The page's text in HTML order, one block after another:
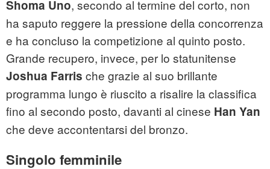
Shoma Uno, secondo al termine del corto, non
ha saputo reggere la pressione della concorrenza
e ha concluso la competizione al quinto posto.
Grande recupero, invece, per lo statunitense
Joshua Farris che grazie al suo brillante
programma lungo è riuscito a risalire la classifica
fino al secondo posto, davanti al cinese Han Yan
che deve accontentarsi del bronzo.
Singolo femminile